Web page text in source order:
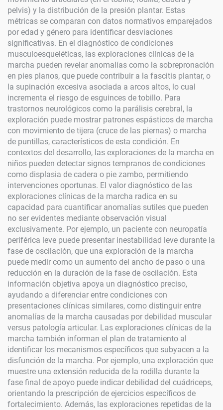
pelvis) y la distribución de la presión plantar. Estas
métricas se comparan con datos normativos emparejados
por edad y género para identificar desviaciones
significativas. En el diagnóstico de condiciones
musculoesqueléticas, las exploraciones clínicas de la
marcha pueden revelar anomalías como la sobrepronación
en pies planos, que puede contribuir a la fascitis plantar, o
la supinación excesiva asociada a arcos altos, lo cual
incrementa el riesgo de esguinces de tobillo. Para
trastornos neurológicos como la parálisis cerebral, la
exploración puede mostrar patrones espásticos de marcha
con movimiento de tijera (cruce de las piernas) o marcha
de puntillas, característicos de esta condición. En
contextos del desarrollo, las exploraciones de la marcha en
niños pueden detectar signos tempranos de condiciones
como displasia de cadera o pie zambo, permitiendo
intervenciones oportunas. El valor diagnóstico de las
exploraciones clínicas de la marcha radica en su
capacidad para cuantificar anomalías sutiles que pueden
no ser evidentes mediante observación visual
exclusivamente. Por ejemplo, un paciente con neuropatía
periférica leve puede presentar inestabilidad leve durante la
fase de oscilación, que una exploración de la marcha
puede medir como un aumento del ancho de paso o una
reducción en la duración de la fase de oscilación. Esta
información objetiva apoya un diagnóstico preciso,
ayudando a diferenciar entre condiciones con
presentaciones clínicas similares, como distinguir entre
anomalías de la marcha causadas por debilidad muscular
versus patología articular. Las exploraciones clínicas de la
marcha también informan el plan de tratamiento al
identificar los mecanismos específicos que subyacen a la
disfunción de la marcha. Por ejemplo, una exploración que
muestre una extensión reducida de la rodilla durante la
fase final de apoyo puede indicar debilidad del cuádriceps,
orientando la prescripción de ejercicios específicos de
fortalecimiento. Además, las exploraciones repetidas de la